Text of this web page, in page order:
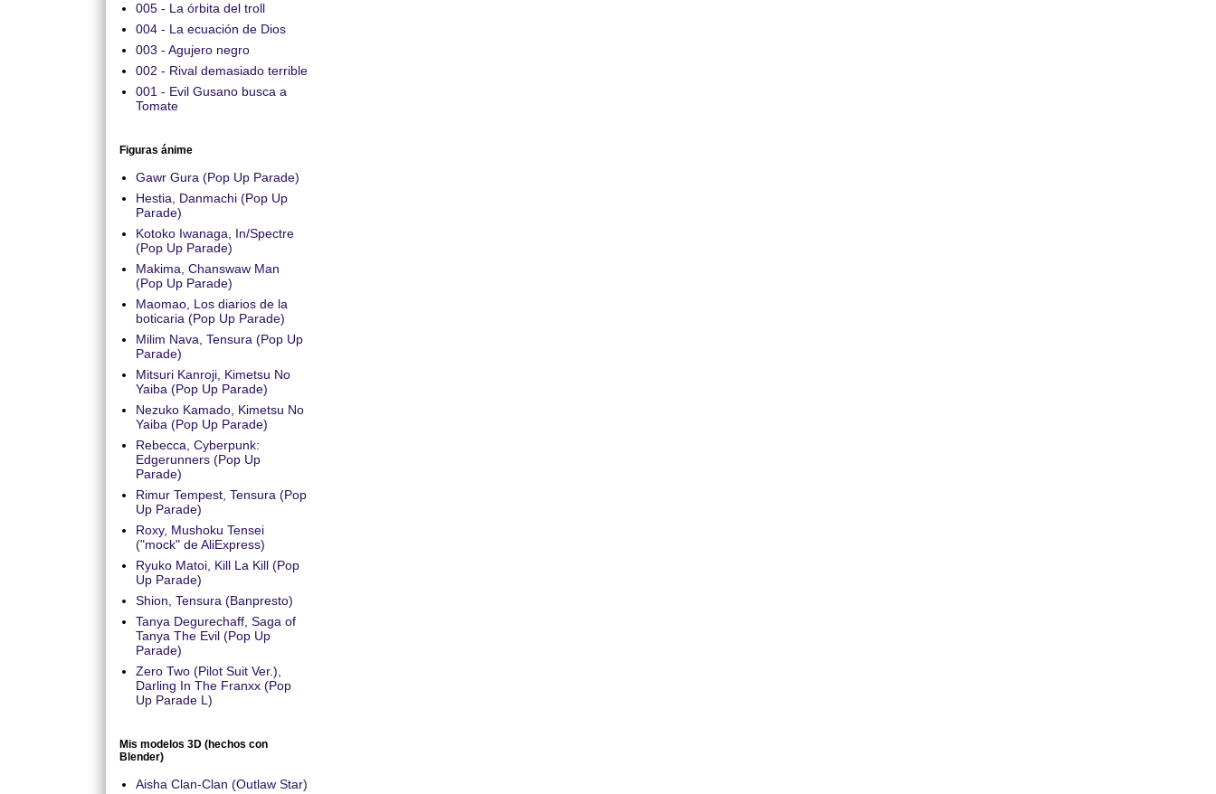
005 - La órbita del troll
004 - La ecuación de Dios
003 - Agujero negro
002 - Rival demasiado terrible
001 - Evil Gusano busca a
Tomate
Figuras ánime
Gawr Gura (Pop Up Parade)
Hestia, Danmachi (Pop Up
Parade)
Kotoko Iwanaga, In/Spectre
(Pop Up Parade)
Makima, Chanswaw Man
(Pop Up Parade)
Maomao, Los diarios de la
boticaria (Pop Up Parade)
Milim Nava, Tensura (Pop Up
Parade)
Mitsuri Kanroji, Kimetsu No
Yaiba (Pop Up Parade)
Nezuko Kamado, Kimetsu No
Yaiba (Pop Up Parade)
Rebecca, Cyberpunk:
Edgerunners (Pop Up
Parade)
Rimur Tempest, Tensura (Pop
Up Parade)
Roxy, Mushoku Tensei
("mock" de AliExpress)
Ryuko Matoi, Kill La Kill (Pop
Up Parade)
Shion, Tensura (Banpresto)
Tanya Degurechaff, Saga of
Tanya The Evil (Pop Up
Parade)
Zero Two (Pilot Suit Ver.),
Darling In The Franxx (Pop
Up Parade L)
Mis modelos 3D (hechos con
Blender)
Aisha Clan-Clan (Outlaw Star)